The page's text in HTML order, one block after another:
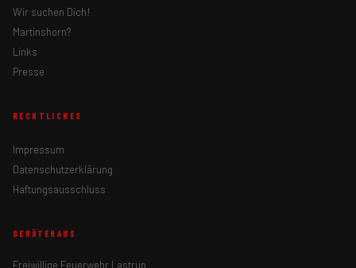
Wir suchen Dich!
Martinshorn?
Links
Presse
RECHTLICHES
Impressum
Datenschutzerklärung
Haftungsausschluss
GERÄTEHAUS
Freiwillige Feuerwehr Lastrup